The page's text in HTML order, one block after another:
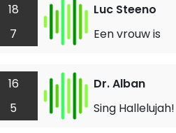
18
7
Luc Steeno
Een vrouw is
16
5
Dr. Alban
Sing Hallelujah!